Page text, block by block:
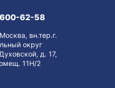
62-58
вн.тер.г.
округ
д. 17,
11Н/2